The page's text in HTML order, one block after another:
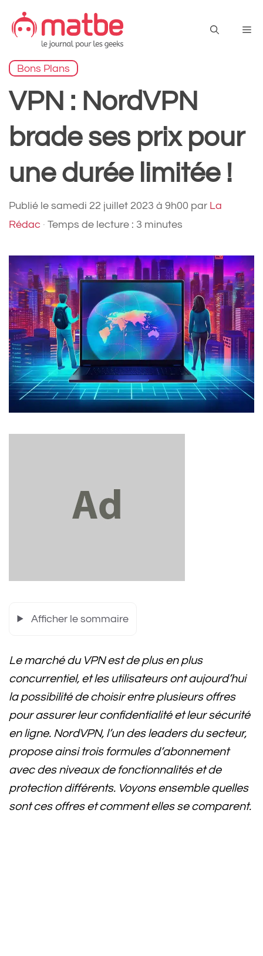
contenu
Bons Plans
VPN : NordVPN
brade ses prix pour
une durée limitée !
Publié le samedi 22 juillet 2023 à 9h00 par La
Rédac · Temps de lecture : 3 minutes
Afficher le sommaire
Le marché du VPN est de plus en plus
concurrentiel, et les utilisateurs ont aujourd’hui
la possibilité de choisir entre plusieurs offres
pour assurer leur confidentialité et leur sécurité
en ligne. NordVPN, l’un des leaders du secteur,
propose ainsi trois formules d’abonnement
avec des niveaux de fonctionnalités et de
protection différents. Voyons ensemble quelles
sont ces offres et comment elles se comparent.